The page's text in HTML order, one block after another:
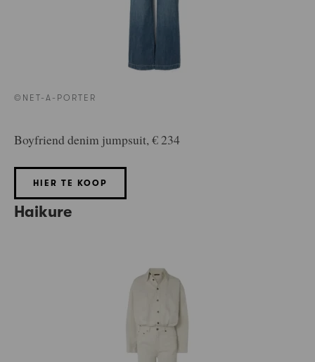
©NET-A-PORTER
Boyfriend denim jumpsuit, € 234
HIER TE KOOP
Haikure